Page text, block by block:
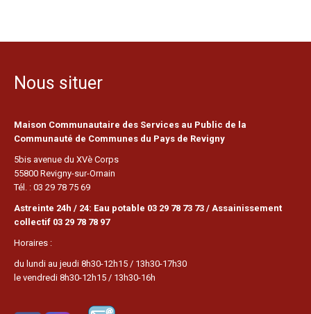
Nous situer
Maison Communautaire des Services au Public de la
Communauté de Communes du Pays de Revigny
5bis avenue du XVè Corps
55800 Revigny-sur-Ornain
Tél. : 03 29 78 75 69
Astreinte 24h / 24: Eau potable 03 29 78 73 73 / Assainissement
collectif 03 29 78 78 97
Horaires :
du lundi au jeudi 8h30-12h15 / 13h30-17h30
le vendredi 8h30-12h15 / 13h30-16h